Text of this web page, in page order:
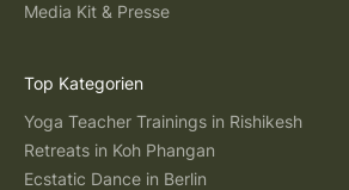
Media Kit & Presse
Top Kategorien
Yoga Teacher Trainings in Rishikesh
Retreats in Koh Phangan
Ecstatic Dance in Berlin